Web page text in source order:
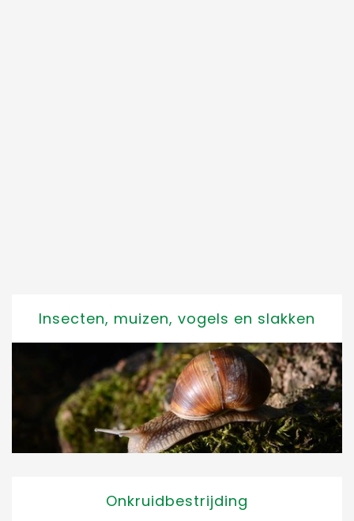
Insecten, muizen, vogels en slakken
Onkruidbestrijding